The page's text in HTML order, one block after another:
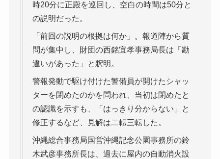
時20分に正殿を巡回し、空白の時間は50分と
の説明だった。
「前回の説明の根拠は何か」。報道陣から質
問が集中し、財団の西銘宜孝事務局長は「勘
違いがあった」と釈明。
警報発動で駆け付けた警備員が開けたシャッ
ターを閉めたのかを問われ、当初は閉めたと
の認識を示すも、「はっきり分からない」と
修正するなど、見解は二転三転した。
沖縄総合事務局国営沖縄記念公園事務所の鈴
木武彦事務所長は、過去に屋内の自動消火設